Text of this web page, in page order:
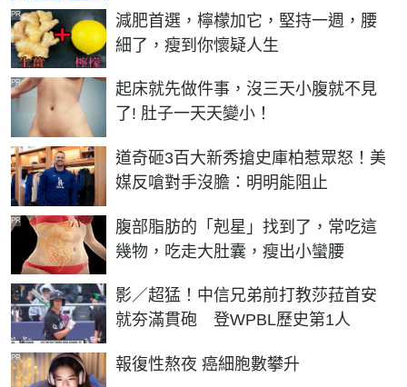
減肥首選，檸檬加它，堅持一週，腰
細了，瘦到你懷疑人生
PR
起床就先做件事，沒三天小腹就不見
了! 肚子一天天變小！
PR
道奇砸3百大新秀搶史庫柏惹眾怒！美
媒反嗆對手沒膽：明明能阻止
腹部脂肪的「剋星」找到了，常吃這
幾物，吃走大肚囊，瘦出小蠻腰
PR
影／超猛！中信兄弟前打教莎菈首安
就夯滿貫砲 登WPBL歷史第1人
報復性熬夜 癌細胞數攀升
PR